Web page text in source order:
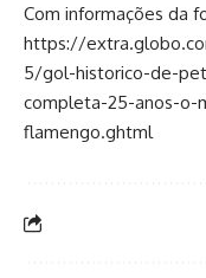
Com informações da
https://
5/gol-historico-de-
completa-25-anos-
flamengo.ghtml